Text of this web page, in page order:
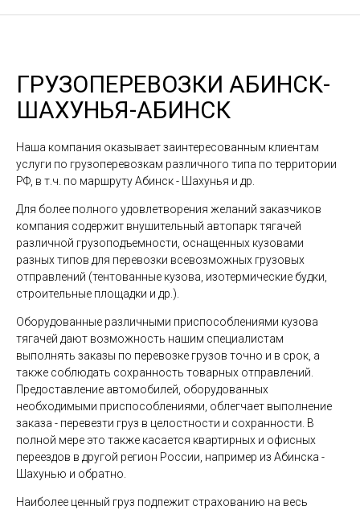
ГРУЗОПЕРЕВОЗКИ АБИНСК-
ШАХУНЬЯ-АБИНСК
Наша компания оказывает заинтересованным клиентам
услуги по грузоперевозкам различного типа по территории
РФ, в т.ч. по маршруту Абинск - Шахунья и др.
Для более полного удовлетворения желаний заказчиков
компания содержит внушительный автопарк тягачей
различной грузоподъемности, оснащенных кузовами
разных типов для перевозки всевозможных грузовых
отправлений (тентованные кузова, изотермические будки,
строительные площадки и др.).
Оборудованные различными приспособлениями кузова
тягачей дают возможность нашим специалистам
выполнять заказы по перевозке грузов точно и в срок, а
также соблюдать сохранность товарных отправлений.
Предоставление автомобилей, оборудованных
необходимыми приспособлениями, облегчает выполнение
заказа - перевезти груз в целостности и сохранности. В
полной мере это также касается квартирных и офисных
переездов в другой регион России, например из Абинска -
Шахунью и обратно.
Наиболее ценный груз подлежит страхованию на весь